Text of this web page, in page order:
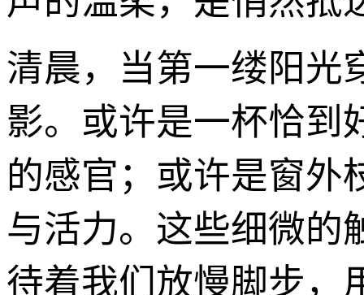
清晨，当第一缕阳光
影。或许是一杯恰到
的感官；或许是窗外
与活力。这些细微的
待着我们放慢脚步，